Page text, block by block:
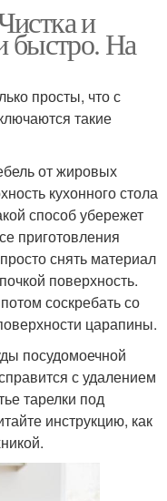
и
быстро. На
просты, что с
такие
от жировых
кухонного стола
способ убережет
приготовления
снять материал
поверхность.
соскребать со
царапины.
посудомоечной
с удалением
тарелки под
инструкцию, как